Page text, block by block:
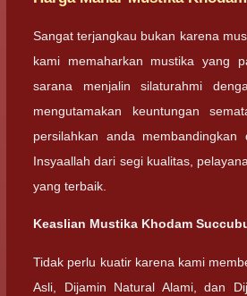
Sangat terjangkau bukan karena
kami memaharkan mustika yang
sarana menjalin silaturahmi
mengutamakan keuntungan
persilahkan anda membandingkan
Insyaallah dari segi kualitas,
yang terbaik.
Keaslian Mustika Khodam
Tidak perlu kuatir karena kami
Asli, Dijamin Natural Alami, dan